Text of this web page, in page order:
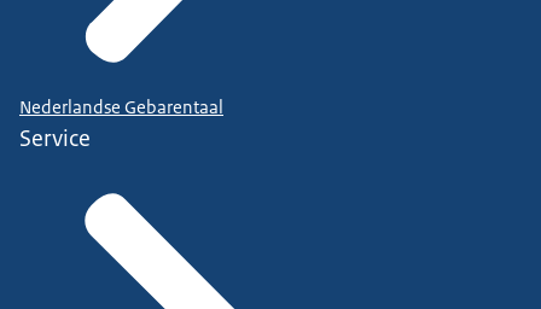
Nederlandse Gebarentaal
Service